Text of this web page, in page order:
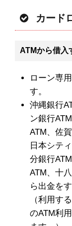
カード
ATMから借入
ローン専
す。
沖縄銀行
ン銀行
ATM、佐
日本シテ
分銀行
ATM、十
ら出金を
（利用す
のATM利